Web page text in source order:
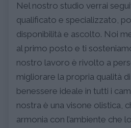
Nel nostro studio verrai
qualificato e specializzato,
disponibilità e ascolto. Noi
al primo posto e ti
nostro lavoro è rivolto a
migliorare la propria qualità
benessere ideale in tutti i
nostra è una visone olistica,
armonia con l’ambiente che